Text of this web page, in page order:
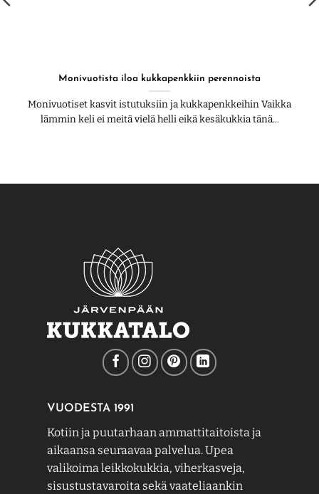
Monivuotista iloa kukkapenkkiin perennoista
Monivuotiset kasvit istutuksiin ja kukkapenkkeihin Vaikka
lämmin keli ei meitä vielä helli eikä kesäkukkia tänä...
VUODESTA 1991
Kotiin ja puutarhaan ammattitaitoista ja
aikaansa seuraavaa palvelua. Upea
valikoima leikkokukkia, viherkasveja,
sisustustavaroita sekä vaateliaankin